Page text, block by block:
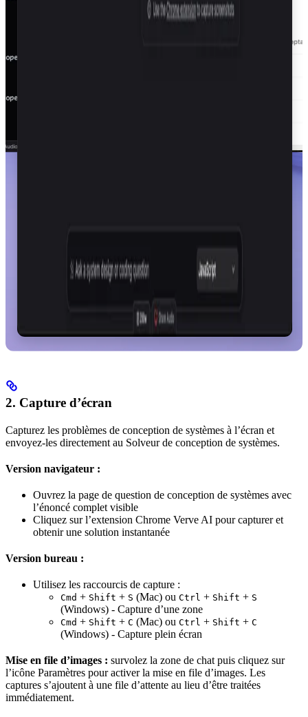
2. Capture d’écran
Capturez les problèmes de conception de systèmes à l’écran et
envoyez-les directement au Solveur de conception de systèmes.
Version navigateur :
Ouvrez la page de question de conception de systèmes avec
l’énoncé complet visible
Cliquez sur l’extension Chrome Verve AI pour capturer et
obtenir une solution instantanée
Version bureau :
Utilisez les raccourcis de capture :
Cmd + Shift + S (Mac) ou Ctrl + Shift + S
(Windows) - Capture d’une zone
Cmd + Shift + C (Mac) ou Ctrl + Shift + C
(Windows) - Capture plein écran
Mise en file d’images : survolez la zone de chat puis cliquez sur
l’icône Paramètres pour activer la mise en file d’images. Les
captures s’ajoutent à une file d’attente au lieu d’être traitées
immédiatement.